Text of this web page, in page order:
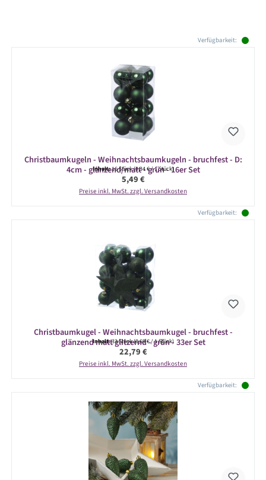
Verfügbarkeit:
Christbaumkugeln - Weihnachtsbaumkugeln - bruchfest - D:
4cm - glänzend/matt - grün - 16er Set
Inhalt:16 Stück(0,34 € / 1 Stück)
Regulärer Preis:
5,49 €
Preise inkl. MwSt. zzgl. Versandkosten
Verfügbarkeit:
Christbaumkugel - Weihnachtsbaumkugel - bruchfest -
glänzend matt glitzernd - grün - 33er Set
Inhalt:33 Stück(0,69 € / 1 Stück)
Regulärer Preis:
22,79 €
Preise inkl. MwSt. zzgl. Versandkosten
Verfügbarkeit: